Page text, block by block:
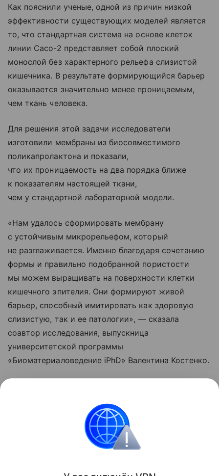
Как пояснили ученые, одной из причин низкой
эффективности существующих моделей является
то, что стандартная система на основе клеток
линии Caco-2 представляет собой плоский
монослой без характерного рельефа слизистой
кишечника. В результате формирующийся барьер
оказывается значительно менее проницаемым,
чем ткань человека.
Для решения этой задачи исследователи
изготовили мембраны из биосовместимого
поликапролактона и показали,
что их проницаемость на два порядка ближе
к показателям настоящей ткани,
чем у стандартной лабораторной модели.
«Нам удалось сформировать мембрану
с устойчивым микрорельефом, который
не разглаживается. Именно благодаря сочетанию
формы и правильно подобранной пористости
мы можем выращивать на поверхности клетки
кишечного эпителия. Они формируют живой
барьер, способный имитировать как здоровую
слизистую, так и ее патологии», — сказала
соавтор исследования, выпускница
университетской программы
«Биоматериаловедение iPhD» Валентина Костенко.
Поделиться